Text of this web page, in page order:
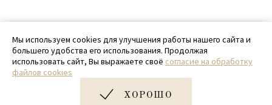
© 2020 - 2026 SamPack
+ 7 (918) 699-97-87
zakaz@sampack.store
Дизайн и разработка сайта
Мы используем cookies для улучшения работы нашего сайта и
большего удобства его использования. Продолжая
использовать сайт, Вы выражаете своё согласие на обработку
файлов cookies
ХОРОШО